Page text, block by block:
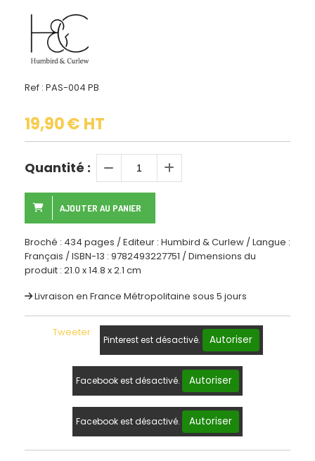
Ref : PAS-004 PB
19,90€ HT
Quantité :
AJOUTER AU PANIER
Broché : 434 pages / Editeur : Humbird & Curlew / Langue :
Français / ISBN-13 : 9782493227751 / Dimensions du
produit : 21.0 x 14.8 x 2.1 cm
Livraison en France Métropolitaine sous 5 jours
Tweeter
Pinterest est désactivé. Autoriser
Facebook est désactivé. Autoriser
Facebook est désactivé. Autoriser